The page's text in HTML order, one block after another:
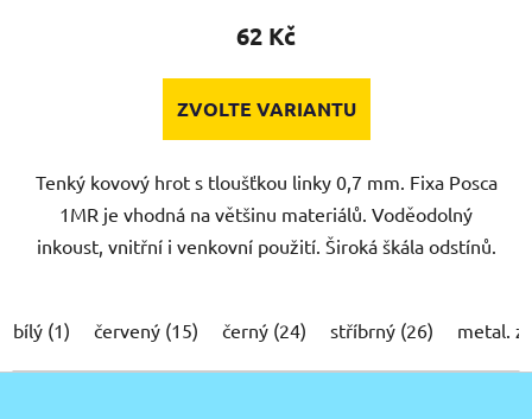
62 Kč
ZVOLTE VARIANTU
Tenký kovový hrot s tloušťkou linky 0,7 mm. Fixa Posca
1MR je vhodná na většinu materiálů. Voděodolný
inkoust, vnitřní i venkovní použití. Široká škála odstínů.
bílý (1) červený (15) černý (24) stříbrný (26) metal.